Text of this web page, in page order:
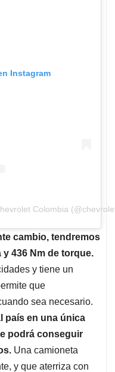
Instagram
Colombia
cambio, tendremos
436 Nm de torque.
y tiene un
que
sea necesario.
país en una única
podrá conseguir
Una camioneta
y que aterriza con